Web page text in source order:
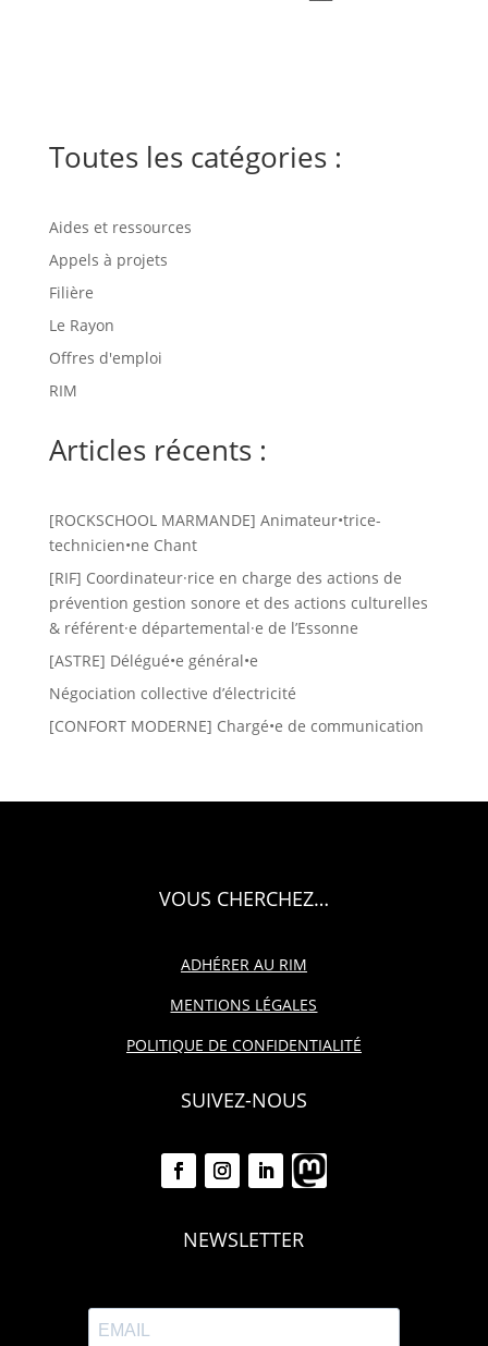
Toutes les catégories :
Aides et ressources
Appels à projets
Filière
Le Rayon
Offres d'emploi
RIM
Articles récents :
[ROCKSCHOOL MARMANDE] Animateur•trice-
technicien•ne Chant
[RIF] Coordinateur·rice en charge des actions de
prévention gestion sonore et des actions culturelles
& référent·e départemental·e de l’Essonne
[ASTRE] Délégué•e général•e
Négociation collective d’électricité
[CONFORT MODERNE] Chargé•e de communication
VOUS CHERCHEZ…
ADHÉRER AU RIM
MENTIONS LÉGALES
POLITIQUE DE CONFIDENTIALITÉ
SUIVEZ-NOUS
NEWSLETTER